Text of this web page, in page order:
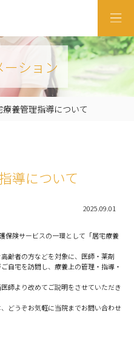
ーション
療養管理指導について
導について
2025.09.01
保険サービスの一環として「居宅療養
齢者の方などを対象に、医師・薬剤
自宅を訪問し、療養上の管理・指導・
師より改めてご説明をさせていただき
どうぞお気軽に当院までお問い合わせ